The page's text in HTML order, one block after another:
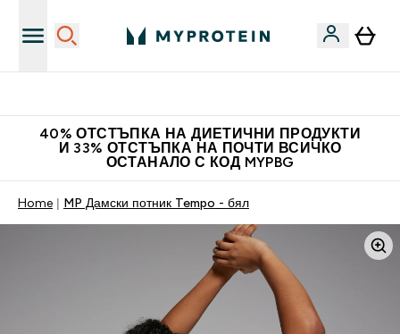
40% ОТСТЪПКА НА ДИЕТИЧНИ ПРОДУКТИ
И 33% ОТСТЪПКА НА ПОЧТИ ВСИЧКО
ОСТАНАЛО С КОД MYPBG
Home MP Дамски потник Tempo - бял